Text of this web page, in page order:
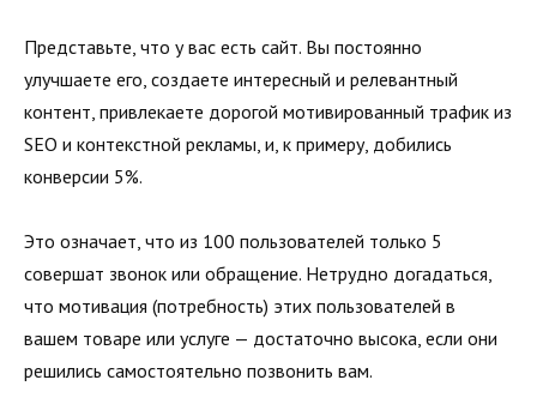
Представьте, что у вас есть сайт. Вы постоянно
улучшаете его, создаете интересный и релевантный
контент, привлекаете дорогой мотивированный трафик из
SEO и контекстной рекламы, и, к примеру, добились
конверсии 5%.
Это означает, что из 100 пользователей только 5
совершат звонок или обращение. Нетрудно догадаться,
что мотивация (потребность) этих пользователей в
вашем товаре или услуге — достаточно высока, если они
решились самостоятельно позвонить вам.